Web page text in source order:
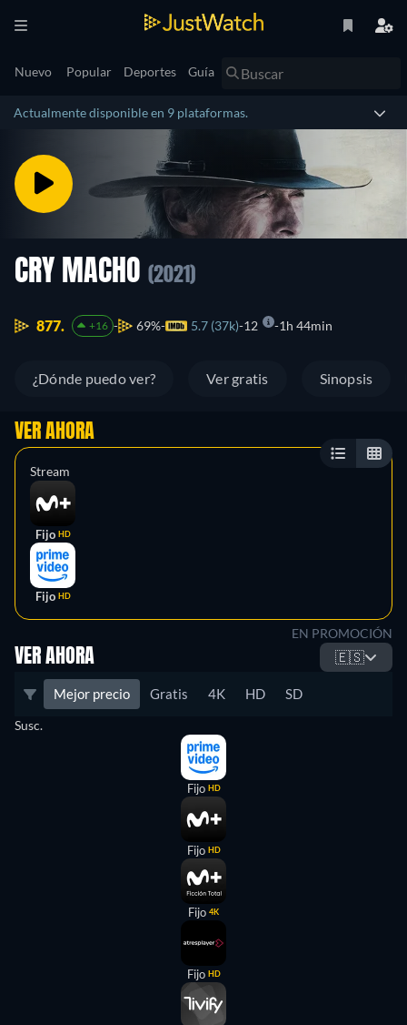
Nuevo Popular Deportes Guía
Actualmente disponible en 9 plataformas.
CRY MACHO (2021)
877. +16 69% 5.7 (37k) 12 1h 44min
¿Dónde puedo ver? Ver gratis Sinopsis
VER AHORA
Stream
Fijo HD
Fijo HD
EN PROMOCIÓN
VER AHORA 🇪🇸
Mejor precio Gratis 4K HD SD
Susc.
Fijo HD
Fijo HD
Fijo 4K
Fijo HD